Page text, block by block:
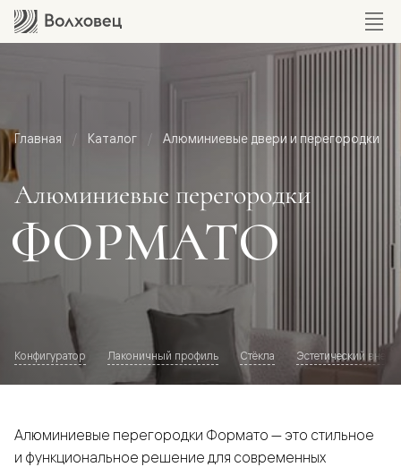
Главная Каталог Алюминиевые двери и перегородки
Алюминиевые перегородки
ФОРМАТО
Конфигуратор Лаконичный профиль Стёкла Эстетический
Алюминиевые перегородки Формато — это стильное
и функциональное решение для современных